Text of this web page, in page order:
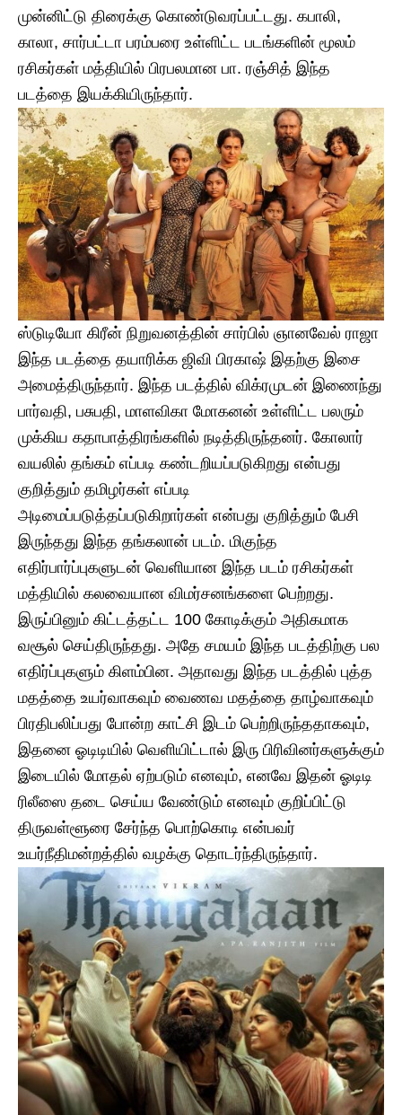
முன்னிட்டு திரைக்கு கொண்டுவரப்பட்டது. கபாலி,
காலா, சார்பட்டா பரம்பரை உள்ளிட்ட படங்களின் மூலம்
ரசிகர்கள் மத்தியில் பிரபலமான பா. ரஞ்சித் இந்த
படத்தை இயக்கியிருந்தார்.
ஸ்டுடியோ கிரீன் நிறுவனத்தின் சார்பில் ஞானவேல் ராஜா
இந்த படத்தை தயாரிக்க ஜிவி பிரகாஷ் இதற்கு இசை
அமைத்திருந்தார். இந்த படத்தில் விக்ரமுடன் இணைந்து
பார்வதி, பசுபதி, மாளவிகா மோகனன் உள்ளிட்ட பலரும்
முக்கிய கதாபாத்திரங்களில் நடித்திருந்தனர். கோலார்
வயலில் தங்கம் எப்படி கண்டறியப்படுகிறது என்பது
குறித்தும் தமிழர்கள் எப்படி
அடிமைப்படுத்தப்படுகிறார்கள் என்பது குறித்தும் பேசி
இருந்தது இந்த தங்கலான் படம். மிகுந்த
எதிர்பார்ப்புகளுடன் வெளியான இந்த படம் ரசிகர்கள்
மத்தியில் கலவையான விமர்சனங்களை பெற்றது.
இருப்பினும் கிட்டத்தட்ட 100 கோடிக்கும் அதிகமாக
வசூல் செய்திருந்தது. அதே சமயம் இந்த படத்திற்கு பல
எதிர்ப்புகளும் கிளம்பின. அதாவது இந்த படத்தில் புத்த
மதத்தை உயர்வாகவும் வைணவ மதத்தை தாழ்வாகவும்
பிரதிபலிப்பது போன்ற காட்சி இடம் பெற்றிருந்ததாகவும்,
இதனை ஓடிடியில் வெளியிட்டால் இரு பிரிவினர்களுக்கும்
இடையில் மோதல் ஏற்படும் எனவும், எனவே இதன் ஓடிடி
ரிலீஸை தடை செய்ய வேண்டும் எனவும் குறிப்பிட்டு
திருவள்ளூரை சேர்ந்த பொற்கொடி என்பவர்
உயர்நீதிமன்றத்தில் வழக்கு தொடர்ந்திருந்தார்.